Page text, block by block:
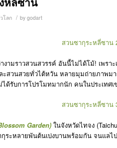
โลก / by godart
งามราวสวนสวรรค์ อันนี้ไม่ได้โม้! เพรา
ะสวนสวยทั่วไต้หวัน หลายมุมถ่ายภาพ
ด้รับการโปรโมทมากนัก คนในประเทศเ
Garden) ในจังหวัดไทจง
กุระหลายพันต้นเบ่งบานพร้อมกัน จนแ